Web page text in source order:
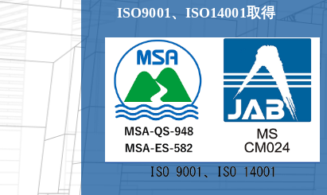
ISO9001、ISO14001取得